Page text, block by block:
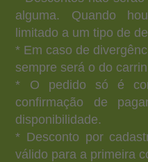
alguma. Quando
limitado a um tipo de
* Em caso de
sempre será o do
* O pedido só é
confirmação de
disponibilidade.
* Desconto por
válido para a primeira